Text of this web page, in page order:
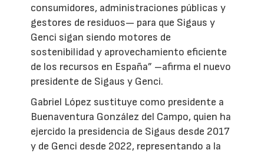
consumidores, administraciones públicas y
gestores de residuos— para que Sigaus y
Genci sigan siendo motores de
sostenibilidad y aprovechamiento eficiente
de los recursos en España” –afirma el nuevo
presidente de Sigaus y Genci.
Gabriel López sustituye como presidente a
Buenaventura González del Campo, quien ha
ejercido la presidencia de Sigaus desde 2017
y de Genci desde 2022, representando a la